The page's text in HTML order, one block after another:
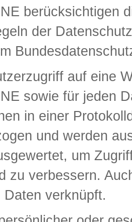
berücksichtigen
der
auf eine
sowie für jeden
in einer
und werden
um
zu verbessern.
Daten verknüpft.